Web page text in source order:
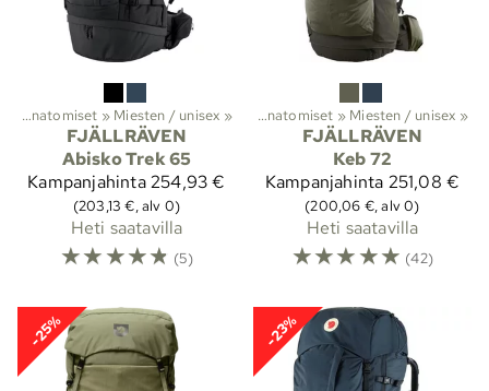
Anatomiset ‪» Miesten / unisex ‪»
FJÄLLRÄVEN
Abisko Trek 65
Kampanjahinta254,93 €
(203,13 €, alv 0)
Heti saatavilla
☆☆☆☆☆ (5)
Vaellus‪»Reput ja laukut‪»Rinkat Anatomiset ‪» Miesten / unisex ‪»
FJÄLLRÄVEN
Keb 72
Kampanjahinta 251,08 €
(200,06 €, alv 0)
Heti saatavilla
☆☆☆☆☆ (42)
-25% -23%